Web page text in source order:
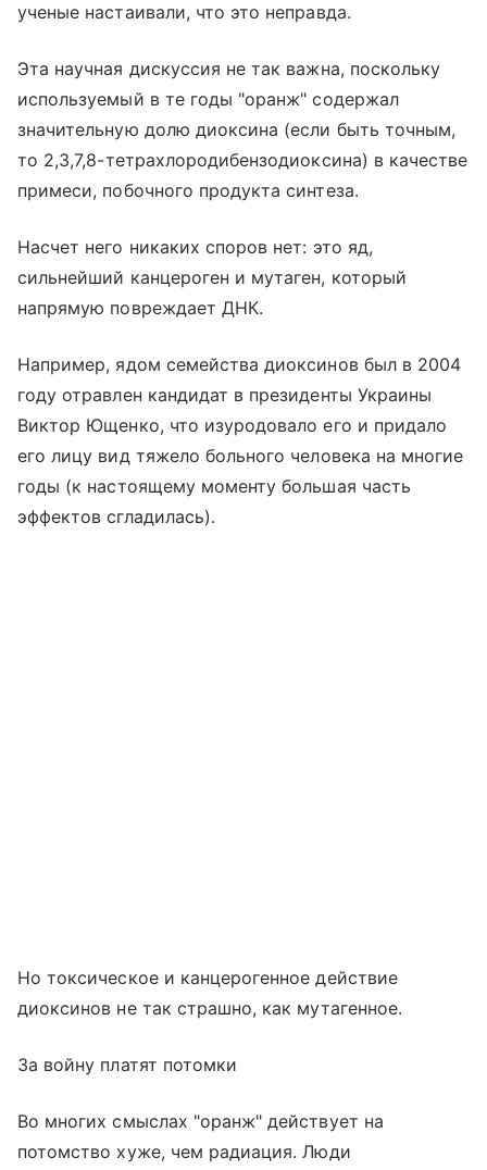
ученые настаивали, что это неправда.
Эта научная дискуссия не так важна, поскольку
используемый в те годы "оранж" содержал
значительную долю диоксина (если быть точным,
то 2,3,7,8-тетрахлородибензодиоксина) в качестве
примеси, побочного продукта синтеза.
Насчет него никаких споров нет: это яд,
сильнейший канцероген и мутаген, который
напрямую повреждает ДНК.
Например, ядом семейства диоксинов был в 2004
году отравлен кандидат в президенты Украины
Виктор Ющенко, что изуродовало его и придало
его лицу вид тяжело больного человека на многие
годы (к настоящему моменту большая часть
эффектов сгладилась).
Но токсическое и канцерогенное действие
диоксинов не так страшно, как мутагенное.
За войну платят потомки
Во многих смыслах "оранж" действует на
потомство хуже, чем радиация. Люди